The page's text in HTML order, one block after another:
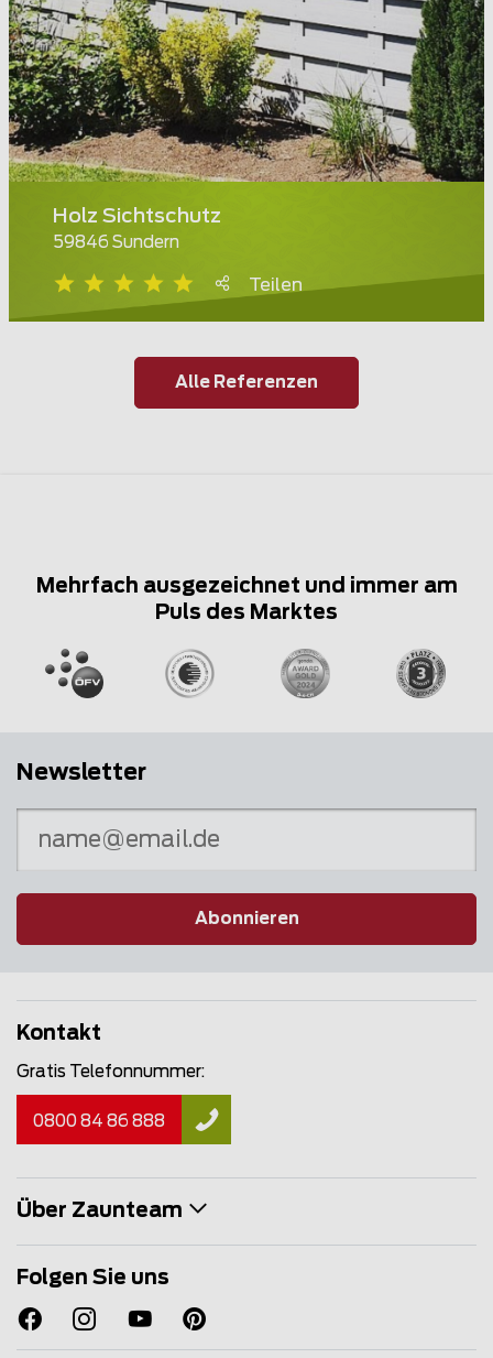
Holz Sichtschutz
59846 Sundern
Teilen
Alle Referenzen
Mehrfach ausgezeichnet und immer am
Puls des Marktes
Newsletter
Abonnieren
Kontakt
Gratis Telefonnummer:
0800 84 86 888
Über Zaunteam
Folgen Sie uns